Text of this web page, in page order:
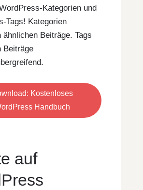
Kategorien und
Tags! Kategorien
ähnlichen Beiträge. Tags
Beiträge
Kostenloses
Handbuch
auf